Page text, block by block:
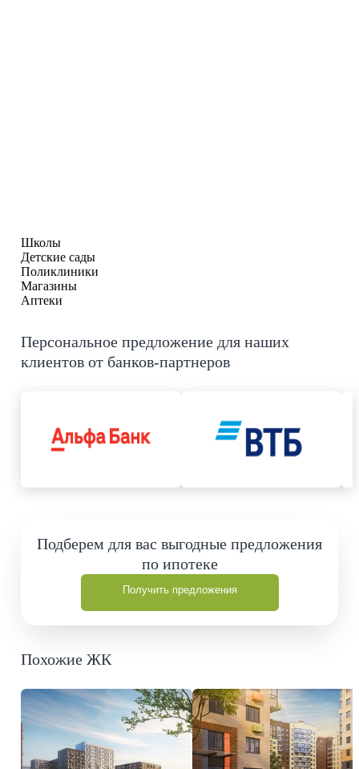
Школы
Детские сады
Поликлиники
Магазины
Аптеки
Персональное предложение для наших
клиентов от банков-партнеров
Подберем для вас выгодные предложения
по ипотеке
Получить предложения
Похожие ЖК